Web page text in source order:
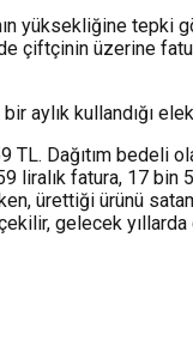
yüksekliğine
çiftçinin üzerine
kullandığı
Dağıtım
liralık fatura, 17
ürettiği ürünü
gelecek yıllarda